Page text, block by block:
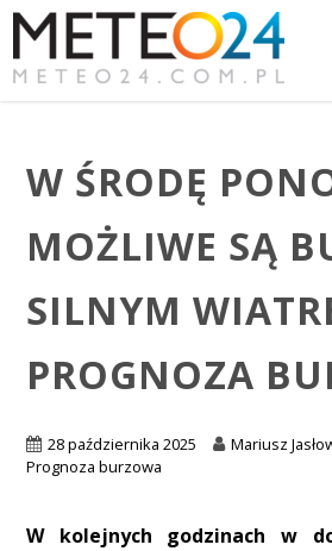
W ŚRODĘ
MOŻLIWE SĄ
SILNYM
PROGNOZA
28 października 2025 Mariusz
Prognoza burzowa
W kolejnych godzinach w